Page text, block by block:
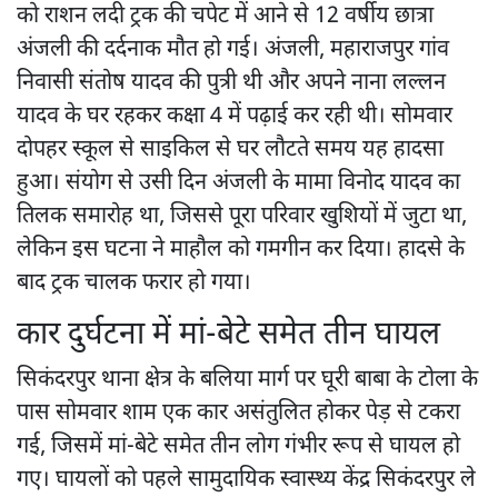
को राशन लदी ट्रक की चपेट में आने से 12 वर्षीय छात्रा
अंजली की दर्दनाक मौत हो गई। अंजली, महाराजपुर गांव
निवासी संतोष यादव की पुत्री थी और अपने नाना लल्लन
यादव के घर रहकर कक्षा 4 में पढ़ाई कर रही थी। सोमवार
दोपहर स्कूल से साइकिल से घर लौटते समय यह हादसा
हुआ। संयोग से उसी दिन अंजली के मामा विनोद यादव का
तिलक समारोह था, जिससे पूरा परिवार खुशियों में जुटा था,
लेकिन इस घटना ने माहौल को गमगीन कर दिया। हादसे के
बाद ट्रक चालक फरार हो गया।
कार दुर्घटना में मां-बेटे समेत तीन घायल
सिकंदरपुर थाना क्षेत्र के बलिया मार्ग पर घूरी बाबा के टोला के
पास सोमवार शाम एक कार असंतुलित होकर पेड़ से टकरा
गई, जिसमें मां-बेटे समेत तीन लोग गंभीर रूप से घायल हो
गए। घायलों को पहले सामुदायिक स्वास्थ्य केंद्र सिकंदरपुर ले